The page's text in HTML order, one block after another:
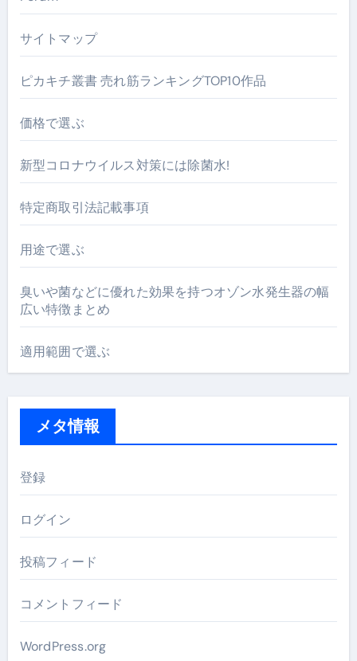
サイトマップ
ピカキチ叢書 売れ筋ランキングTOP10作品
価格で選ぶ
新型コロナウイルス対策には除菌水!
特定商取引法記載事項
用途で選ぶ
臭いや菌などに優れた効果を持つオゾン水発生器の幅
広い特徴まとめ
適用範囲で選ぶ
メタ情報
登録
ログイン
投稿フィード
コメントフィード
WordPress.org